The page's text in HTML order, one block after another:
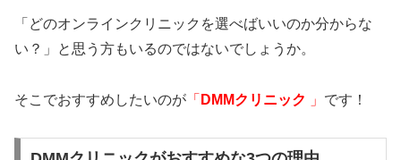
「どのオンラインクリニックを選べばいいのか分からな
い？」と思う方もいるのではないでしょうか。
そこでおすすめしたいのが 「 DMMクリニック 」 です！